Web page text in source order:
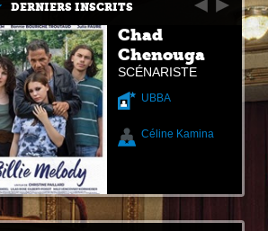
DERNIERS INSCRITS
Chad
Chenouga
SCÉNARISTE
UBBA
Céline Kamina